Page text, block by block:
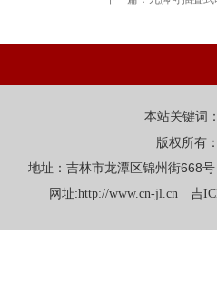
本站关键词
版权所有
地址：吉林市龙潭区锦州街
网址:http://www.cn-jl.cn 吉